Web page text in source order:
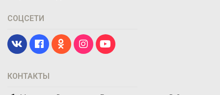
КОНТАКТЫ
СОЦСЕТИ